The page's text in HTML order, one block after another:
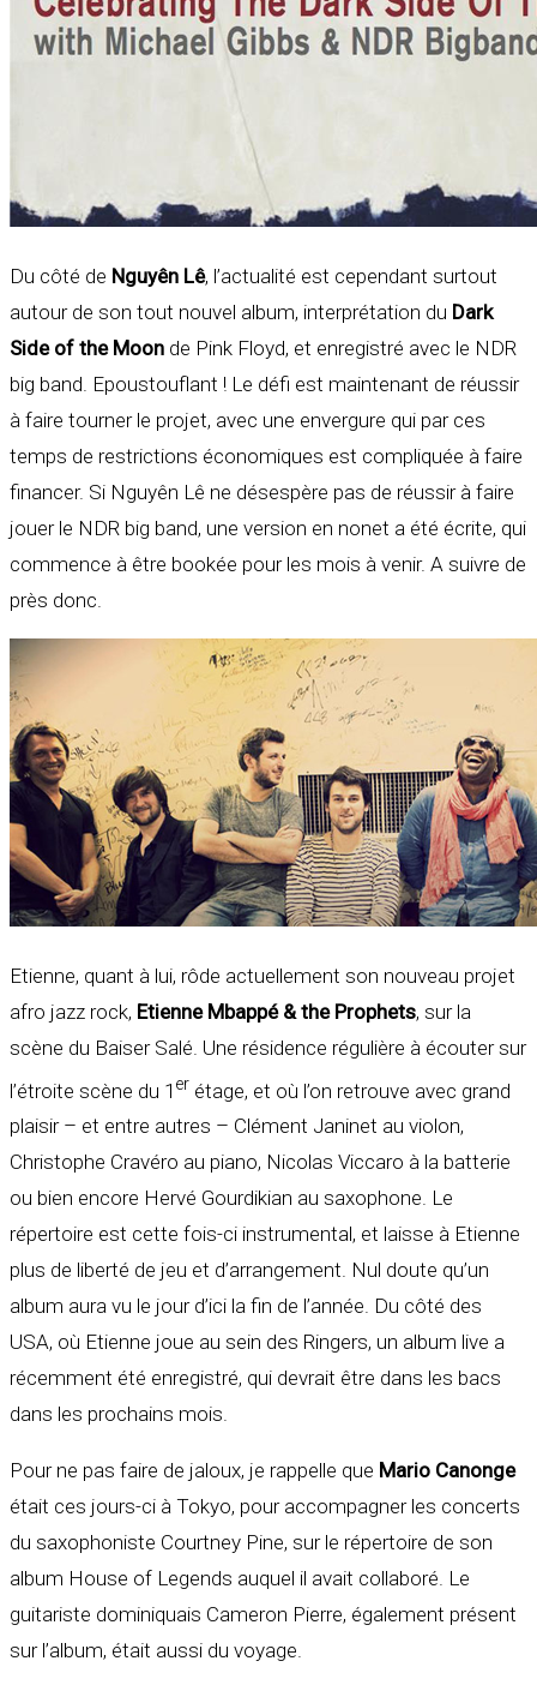
Du côté de Nguyên Lê, l’actualité est cependant surtout
autour de son tout nouvel album, interprétation du Dark
Side of the Moon de Pink Floyd, et enregistré avec le NDR
big band. Epoustouflant ! Le défi est maintenant de réussir
à faire tourner le projet, avec une envergure qui par ces
temps de restrictions économiques est compliquée à faire
financer. Si Nguyên Lê ne désespère pas de réussir à faire
jouer le NDR big band, une version en nonet a été écrite, qui
commence à être bookée pour les mois à venir. A suivre de
près donc.
Etienne, quant à lui, rôde actuellement son nouveau projet
afro jazz rock, Etienne Mbappé & the Prophets, sur la
scène du Baiser Salé. Une résidence régulière à écouter sur
l’étroite scène du 1 er étage, et où l’on retrouve avec grand
plaisir – et entre autres – Clément Janinet au violon,
Christophe Cravéro au piano, Nicolas Viccaro à la batterie
ou bien encore Hervé Gourdikian au saxophone. Le
répertoire est cette fois-ci instrumental, et laisse à Etienne
plus de liberté de jeu et d’arrangement. Nul doute qu’un
album aura vu le jour d’ici la fin de l’année. Du côté des
USA, où Etienne joue au sein des Ringers, un album live a
récemment été enregistré, qui devrait être dans les bacs
dans les prochains mois.
Pour ne pas faire de jaloux, je rappelle que Mario Canonge
était ces jours-ci à Tokyo, pour accompagner les concerts
du saxophoniste Courtney Pine, sur le répertoire de son
album House of Legends auquel il avait collaboré. Le
guitariste dominiquais Cameron Pierre, également présent
sur l’album, était aussi du voyage.